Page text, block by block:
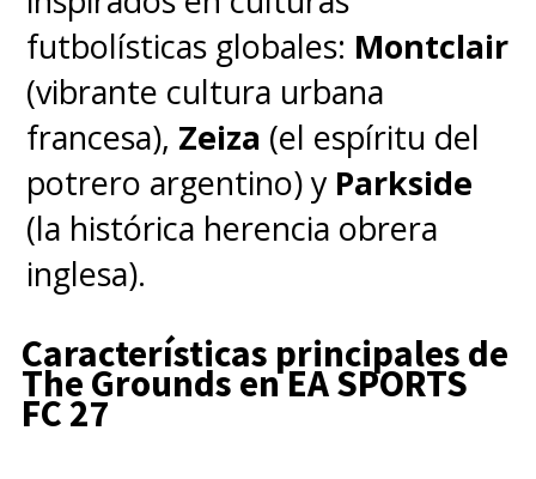
Pokémon TCG Pocket fue
desarrollado porCreatures
Inc.-sí, los creadores originales
del juego de cartas
coleccionables- y
Ltd.y,a diferencia de su
antecesorPokémon TCG Live
se enfoca directamente en el
futbolísticas globales: Montclair
(vibrante cultura urbana
francesa), Zeiza (el espíritu del
potrero argentino) y Parkside
(la histórica herencia obrera
inglesa).
Características principales de
The Grounds en EA SPORTS
FC 27